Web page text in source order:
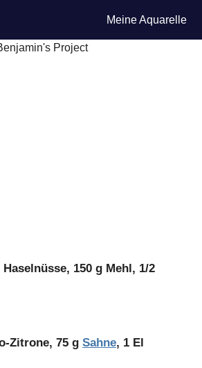
Meine Aquarelle
150 g Mehl, 1/2
Zitrone, 75 g Sahne, 1 El